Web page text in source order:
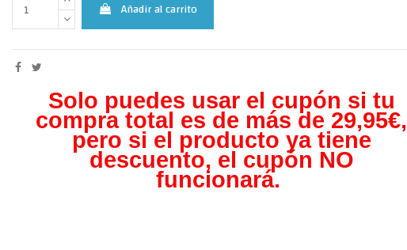
Añadir al carrito
Solo puedes usar el cupón si tu
compra total es de más de 29,95€,
pero si el producto ya tiene
descuento, el cupón NO
funcionará.